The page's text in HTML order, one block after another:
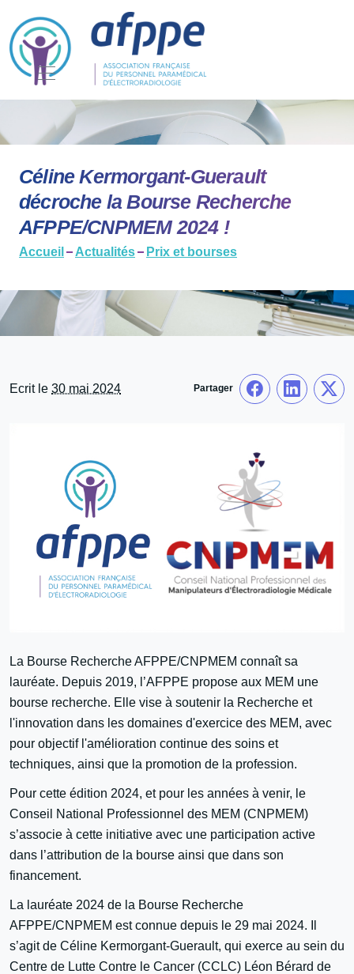
Céline Kermorgant-Guerault
décroche la Bourse Recherche
AFPPE/CNPMEM 2024 !
Accueil Actualités Prix et bourses
Ecrit le 30 mai 2024 Partager
La Bourse Recherche AFPPE/CNPMEM connaît sa
lauréate. Depuis 2019, l’AFPPE propose aux MEM une
bourse recherche. Elle vise à soutenir la Recherche et
l'innovation dans les domaines d'exercice des MEM, avec
pour objectif l'amélioration continue des soins et
techniques, ainsi que la promotion de la profession.
Pour cette édition 2024, et pour les années à venir, le
Conseil National Professionnel des MEM (CNPMEM)
s’associe à cette initiative avec une participation active
dans l’attribution de la bourse ainsi que dans son
financement.
La lauréate 2024 de la Bourse Recherche
AFPPE/CNPMEM est connue depuis le 29 mai 2024. Il
s’agit de Céline Kermorgant-Guerault, qui exerce au sein du
Centre de Lutte Contre le Cancer (CCLC) Léon Bérard de